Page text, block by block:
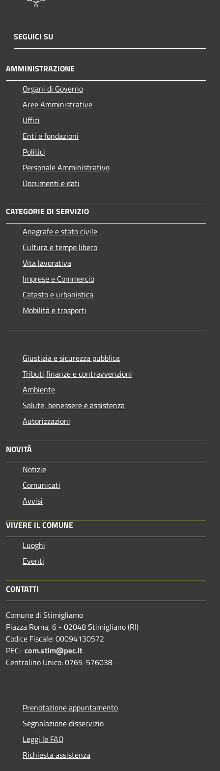
SEGUICI SU
AMMINISTRAZIONE
Organi di Governo
Aree Amministrative
Uffici
Enti e fondazioni
Politici
Personale Amministrativo
Documenti e dati
CATEGORIE DI SERVIZIO
Anagrafe e stato civile
Cultura e tempo libero
Vita lavorativa
Imprese e Commercio
Catasto e urbanistica
Mobilità e trasporti
Giustizia e sicurezza pubblica
Tributi,finanze e contravvenzioni
Ambiente
Salute, benessere e assistenza
Autorizzazioni
NOVITÀ
Notizie
Comunicati
Avvisi
VIVERE IL COMUNE
Luoghi
Eventi
CONTATTI
Comune di Stimigliamo
Piazza Roma, 6 - 02048 Stimigliano (RI)
Codice Fiscale: 00094130572
PEC: com.stim@pec.it
Centralino Unico: 0765-576038
Prenotazione appuntamento
Segnalazione disservizio
Leggi le FAQ
Richiesta assistenza